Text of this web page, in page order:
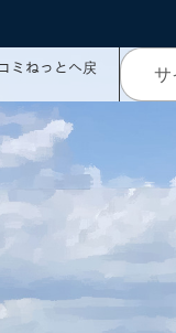
ミねっとへ戻